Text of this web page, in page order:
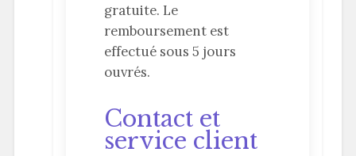
gratuite. Le
remboursement est
effectué sous 5 jours
ouvrés.
Contact et
service client